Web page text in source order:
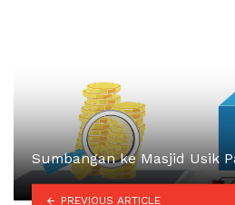
Sumbangan ke Masjid Usik
PREVIOUS ARTICLE